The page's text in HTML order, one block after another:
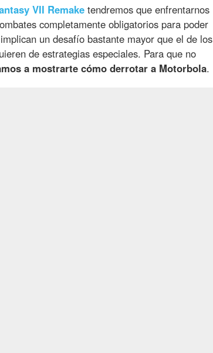
VII Remake tendremos que enfrentarnos
completamente obligatorios para poder
un desafío bastante mayor que el de los
de estrategias especiales. Para que no
a mostrarte cómo derrotar a Motorbola.